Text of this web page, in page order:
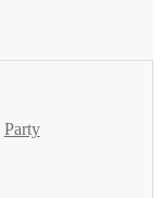
Party